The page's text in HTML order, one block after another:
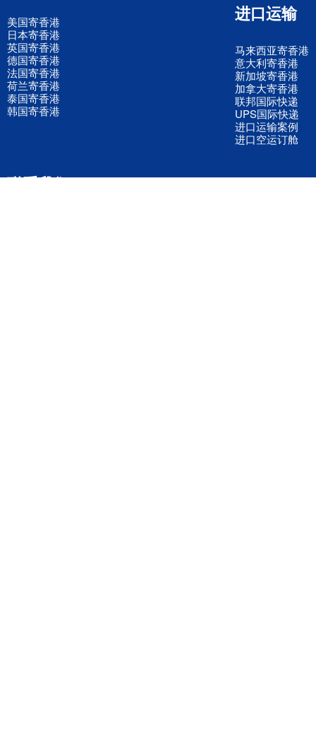
美国寄香港
日本寄香港
英国寄香港
德国寄香港
法国寄香港
荷兰寄香港
泰国寄香港
韩国寄香港
进口运输
马来西亚寄香港
意大利寄香港
新加坡寄香港
加拿大寄香港
联邦国际快递
UPS国际快递
进口运输案例
进口空运订舱
联系我们